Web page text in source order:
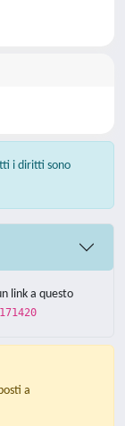
i diritti sono
link a questo
a